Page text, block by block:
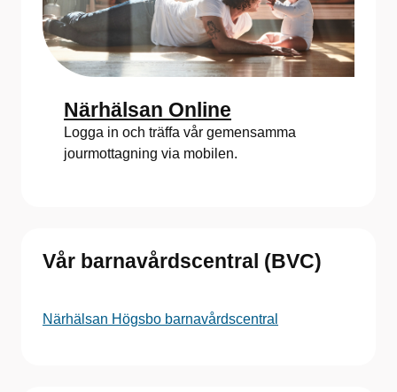
Närhälsan Online
Logga in och träffa vår gemensamma
jourmottagning via mobilen.
Vår barnavårdscentral (BVC)
Närhälsan Högsbo barnavårdscentral